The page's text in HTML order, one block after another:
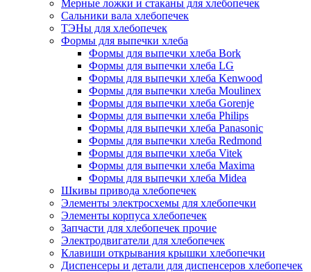
Мерные ложки и стаканы для хлебопечек
Сальники вала хлебопечек
ТЭНы для хлебопечек
Формы для выпечки хлеба
Формы для выпечки хлеба Bork
Формы для выпечки хлеба LG
Формы для выпечки хлеба Kenwood
Формы для выпечки хлеба Moulinex
Формы для выпечки хлеба Gorenje
Формы для выпечки хлеба Philips
Формы для выпечки хлеба Panasonic
Формы для выпечки хлеба Redmond
Формы для выпечки хлеба Vitek
Формы для выпечки хлеба Maxima
Формы для выпечки хлеба Midea
Шкивы привода хлебопечек
Элементы электросхемы для хлебопечки
Элементы корпуса хлебопечек
Запчасти для хлебопечек прочие
Электродвигатели для хлебопечек
Клавиши открывания крышки хлебопечки
Диспенсеры и детали для диспенсеров хлебопечек